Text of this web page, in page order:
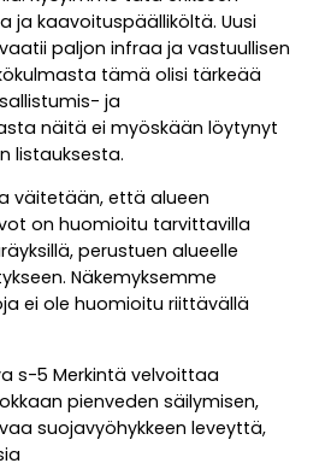
ja kaavoituspäälliköltä. Uusi
paljon infraa ja vastuullisen
tämä olisi tärkeää
ja
näitä ei myöskään löytynyt
listauksesta.
väitetään, että alueen
on huomioitu tarvittavilla
perustuen alueelle
Näkemyksemme
ei ole huomioitu riittävällä
s-5 Merkintä velvoittaa
pienveden säilymisen,
suojavyöhykkeen leveyttä,